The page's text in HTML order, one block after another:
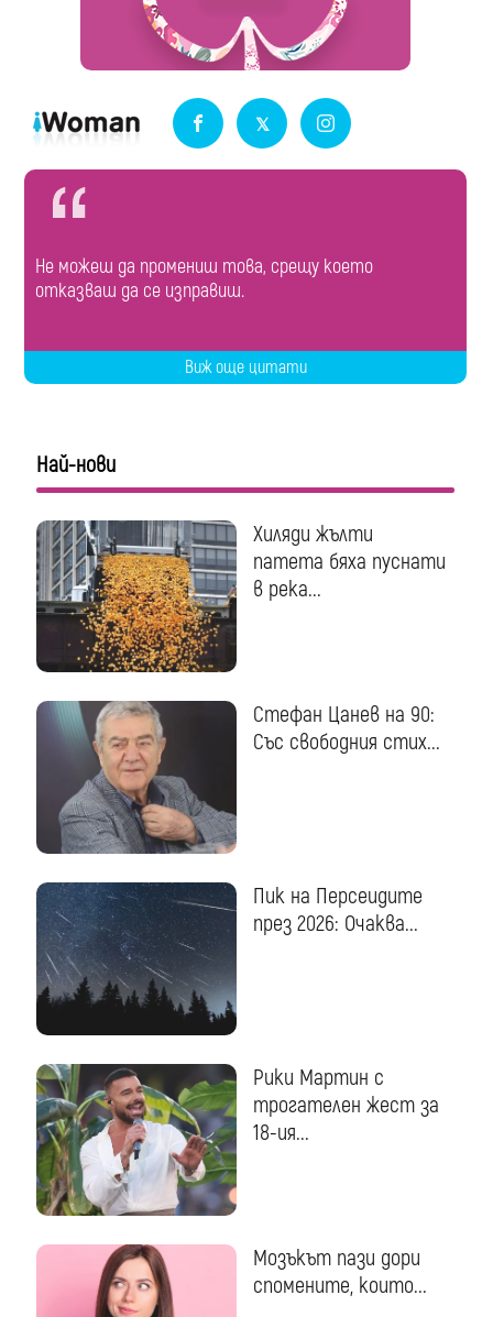
Не можеш да промениш това, срещу което
отказваш да се изправиш.
Виж още цитати
Най-нови
Хиляди жълти
патета бяха пуснати
в река...
Стефан Цанев на 90:
Със свободния стих...
Пик на Персеидите
през 2026: Очаква...
Рики Мартин с
трогателен жест за
18-ия...
Мозъкът пази дори
спомените, които...